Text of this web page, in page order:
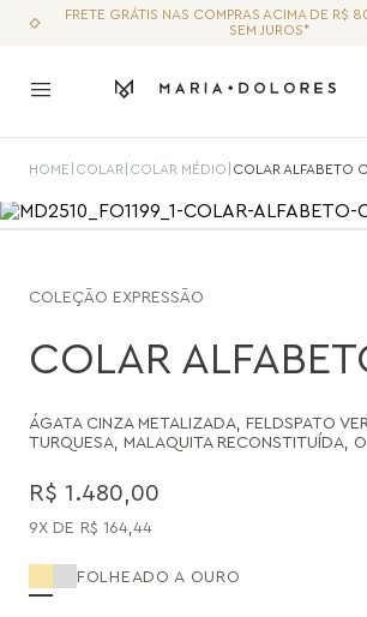
FRETE GRÁTIS NAS COMPRAS ACIMA DE R$
SEM JUROS*
HOME COLAR COLAR MÉDIO COLAR ALFABETO C
COLEÇÃO EXPRESSÃO
COLAR
ÁGATA CINZA METALIZADA FELDSPATO
TURQUESA MALAQUITA RECONSTITUÍDA
R$ 1 .480 00
9 R$ 164 44
FOLHEADO A OURO